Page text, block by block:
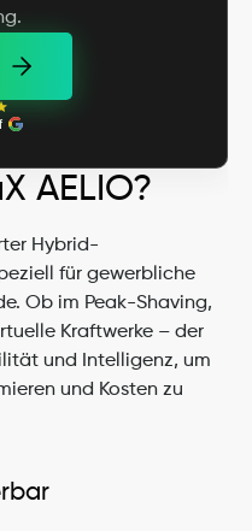
AELIO?
Hybrid-
für gewerbliche
Ob im Peak-Shaving,
Kraftwerke – der
und Intelligenz, um
und Kosten zu